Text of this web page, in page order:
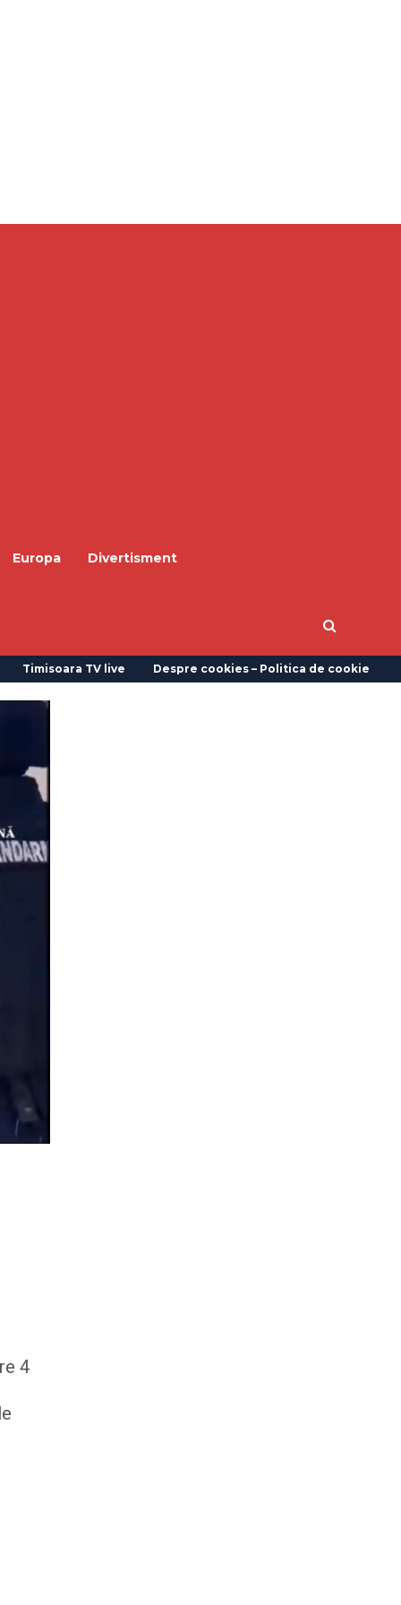
Europa
Divertisment
Timisoara TV live Despre cookies – Politica de cookie
4